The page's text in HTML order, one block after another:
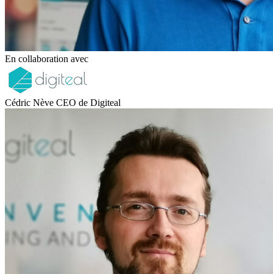
En collaboration avec
Cédric Nève CEO de Digiteal